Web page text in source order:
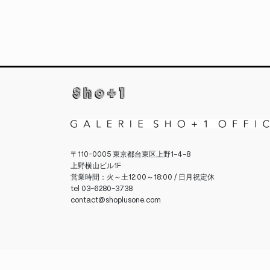
〒110-0005 東京都台東区上野1−4−8
上野横山ビル1F
営業時間：火～土12:00～18:00 / 日月祝定休
tel 03-6280-3738
contact@shoplusone.com